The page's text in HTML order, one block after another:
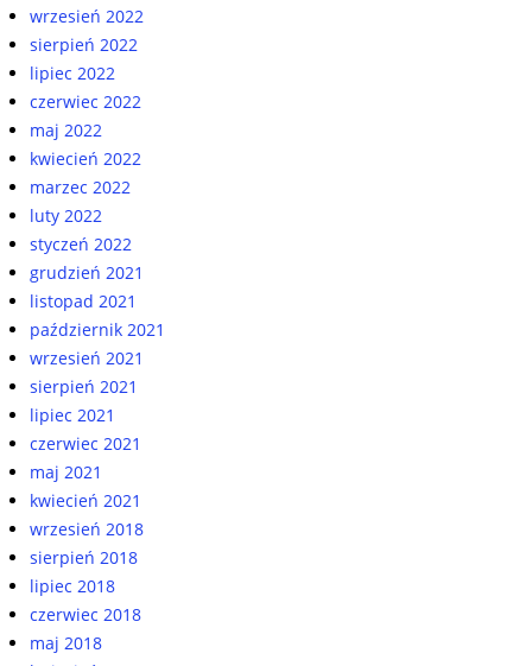
wrzesień 2022
sierpień 2022
lipiec 2022
czerwiec 2022
maj 2022
kwiecień 2022
marzec 2022
luty 2022
styczeń 2022
grudzień 2021
listopad 2021
październik 2021
wrzesień 2021
sierpień 2021
lipiec 2021
czerwiec 2021
maj 2021
kwiecień 2021
wrzesień 2018
sierpień 2018
lipiec 2018
czerwiec 2018
maj 2018